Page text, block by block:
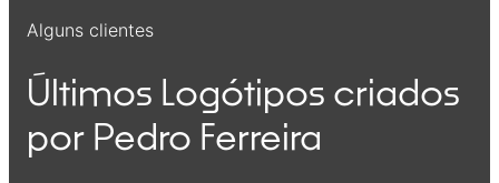
Alguns clientes
Últimos Logótipos criados
por Pedro Ferreira